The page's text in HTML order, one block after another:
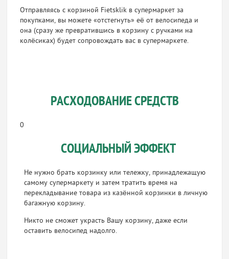
Отправляясь с корзиной Fietsklik в супермаркет за
покупками, вы можете «отстегнуть» её от велосипеда и
она (сразу же превратившись в корзину с ручками на
колёсиках) будет сопровождать вас в супермаркете.
РАСХОДОВАНИЕ СРЕДСТВ
0
СОЦИАЛЬНЫЙ ЭФФЕКТ
Не нужно брать корзинку или тележку, принадлежащую
самому супермаркету и затем тратить время на
перекладывание товара из казённой корзинки в личную
багажную корзину.
Никто не сможет украсть Вашу корзину, даже если
оставить велосипед надолго.